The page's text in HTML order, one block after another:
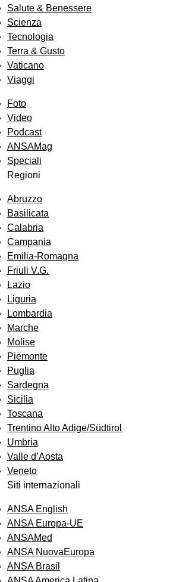
Salute & Benessere
Scienza
Tecnologia
Terra & Gusto
Vaticano
Viaggi
Foto
Video
Podcast
ANSAMag
Speciali
Regioni
Abruzzo
Basilicata
Calabria
Campania
Emilia-Romagna
Friuli V.G.
Lazio
Liguria
Lombardia
Marche
Molise
Piemonte
Puglia
Sardegna
Sicilia
Toscana
Trentino Alto Adige/Südtirol
Umbria
Valle d’Aosta
Veneto
Siti internazionali
ANSA English
ANSA Europa-UE
ANSAMed
ANSA NuovaEuropa
ANSA Brasil